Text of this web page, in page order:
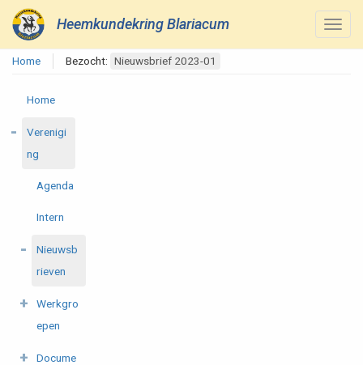
Heemkundekring Blariacum
Home Bezocht: Nieuwsbrief 2023-01
Home
Verenigi
ng
Agenda
Intern
Nieuwsb
rieven
Werkgro
epen
Docume